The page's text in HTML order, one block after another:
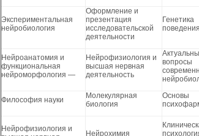
Экспериментальная
нейробиология
Оформление и
презентация
исследовательской
деятельности
Генетика
поведения
Нейроанатомия и
функциональная
нейроморфология —
Нейрофизиология и
высшая нервная
деятельность
вопросы
Философия науки
Молекулярная
биология
Основы
Нейрофизиология и
Нейрохимия